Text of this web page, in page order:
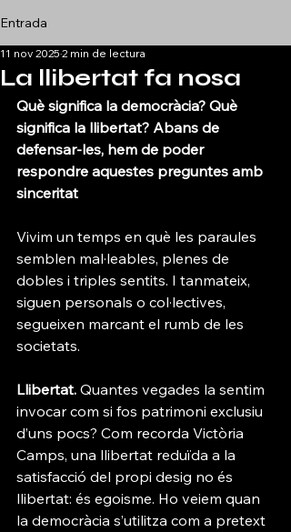
Entrada
La llibertat fa nosa
11 nov 2025 2 min de lectura
Què significa la democràcia? Què
significa la llibertat? Abans de
defensar-les, hem de poder
respondre aquestes preguntes amb
sinceritat
Vivim un temps en què les paraules
semblen mal·leables, plenes de
dobles i triples sentits. I tanmateix,
siguen personals o col·lectives,
segueixen marcant el rumb de les
societats.
Llibertat. Quantes vegades la sentim
invocar com si fos patrimoni exclusiu
d’uns pocs? Com recorda Victòria
Camps, una llibertat reduïda a la
satisfacció del propi desig no és
llibertat: és egoisme. Ho veiem quan
la democràcia s’utilitza com a pretext